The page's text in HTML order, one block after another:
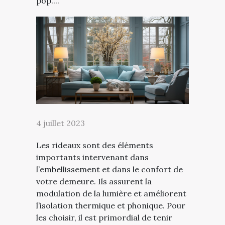
4 juillet 2023
Les rideaux sont des éléments
importants intervenant dans
l’embellissement et dans le confort de
votre demeure. Ils assurent la
modulation de la lumière et améliorent
l’isolation thermique et phonique. Pour
les choisir, il est primordial de tenir